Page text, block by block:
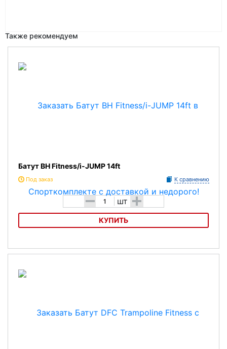
Также рекомендуем
Батут BH Fitness/i-JUMP 14ft
Под заказ К сравнению
- шт +
КУПИТЬ
Батут BH Fitness/i-JUMP 14ft